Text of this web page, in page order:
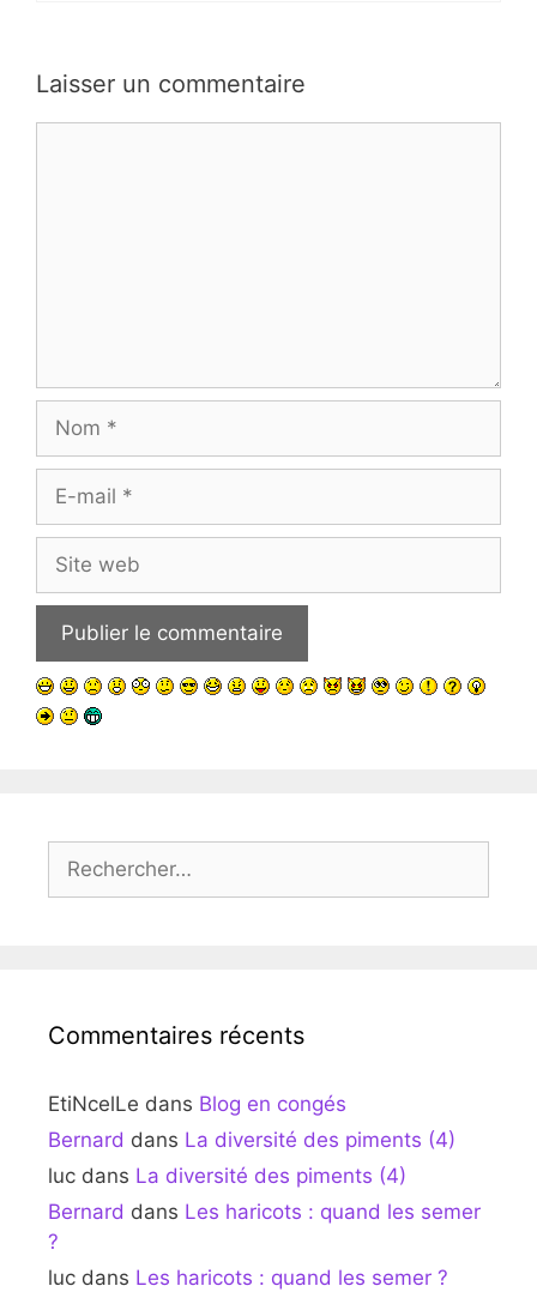
Laisser un commentaire
mail
web
Commentaires récents
EtiNcelLe dans Blog en congés
Bernard dans La diversité des piments (4)
luc dans La diversité des piments (4)
Bernard dans Les haricots : quand les semer
?
luc dans Les haricots : quand les semer ?